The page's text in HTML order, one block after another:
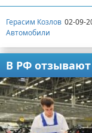
Герасим Козлов 02-09-
Автомобили
В РФ отзывают